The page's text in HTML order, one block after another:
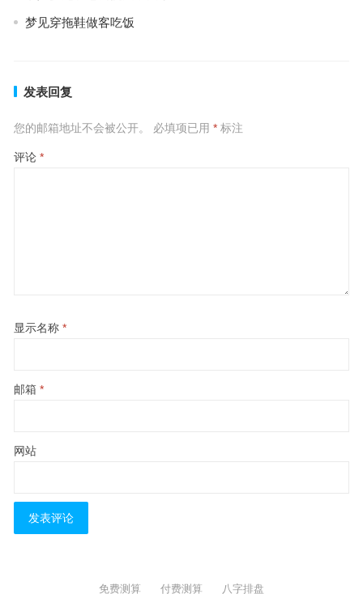
梦见穿拖鞋做客吃饭
发表回复
您的邮箱地址不会被公开。 必填项已用 *标注
评论 *
显示名称 *
邮箱 *
网站
免费测算 付费测算 八字排盘